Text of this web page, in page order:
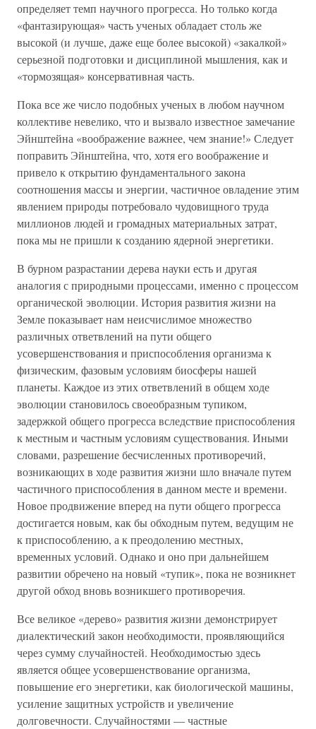
определяет темп научного прогресса. Но только когда
«фантазирующая» часть ученых обладает столь же
высокой (и лучше, даже еще более высокой) «закалкой»
серьезной подготовки и дисциплиной мышления, как и
«тормозящая» консервативная часть.
Пока все же число подобных ученых в любом научном
коллективе невелико, что и вызвало известное замечание
Эйнштейна «воображение важнее, чем знание!» Следует
поправить Эйнштейна, что, хотя его воображение и
привело к открытию фундаментального закона
соотношения массы и энергии, частичное овладение этим
явлением природы потребовало чудовищного труда
миллионов людей и громадных материальных затрат,
пока мы не пришли к созданию ядерной энергетики.
В бурном разрастании дерева науки есть и другая
аналогия с природными процессами, именно с процессом
органической эволюции. История развития жизни на
Земле показывает нам неисчислимое множество
различных ответвлений на пути общего
усовершенствования и приспособления организма к
физическим, фазовым условиям биосферы нашей
планеты. Каждое из этих ответвлений в общем ходе
эволюции становилось своеобразным тупиком,
задержкой общего прогресса вследствие приспособления
к местным и частным условиям существования. Иными
словами, разрешение бесчисленных противоречий,
возникающих в ходе развития жизни шло вначале путем
частичного приспособления в данном месте и времени.
Новое продвижение вперед на пути общего прогресса
достигается новым, как бы обходным путем, ведущим не
к приспособлению, а к преодолению местных,
временных условий. Однако и оно при дальнейшем
развитии обречено на новый «тупик», пока не возникнет
другой обход вновь возникшего противоречия.
Все великое «дерево» развития жизни демонстрирует
диалектический закон необходимости, проявляющийся
через сумму случайностей. Необходимостью здесь
является общее усовершенствование организма,
повышение его энергетики, как биологической машины,
усиление защитных устройств и увеличение
долговечности. Случайностями — частные